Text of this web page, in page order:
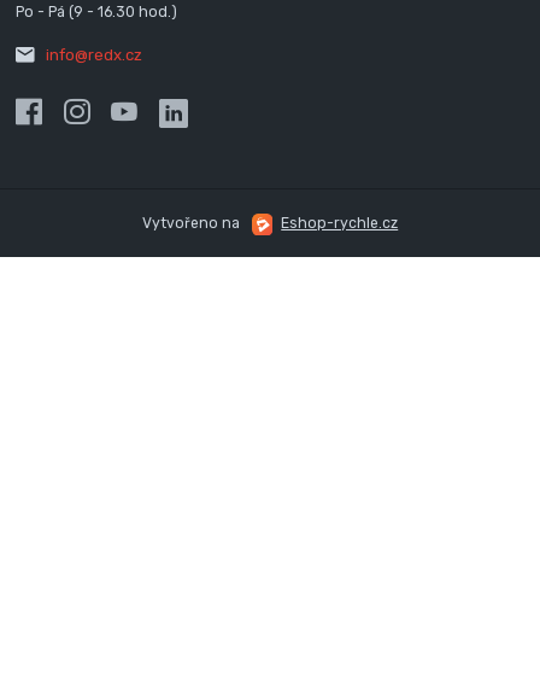
Po - Pá (9 - 16.30 hod.)
info@redx.cz
Vytvořeno na Eshop-rychle.cz